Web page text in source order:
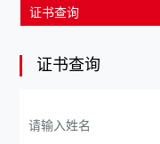
证书查询
证书查询
请输入姓名